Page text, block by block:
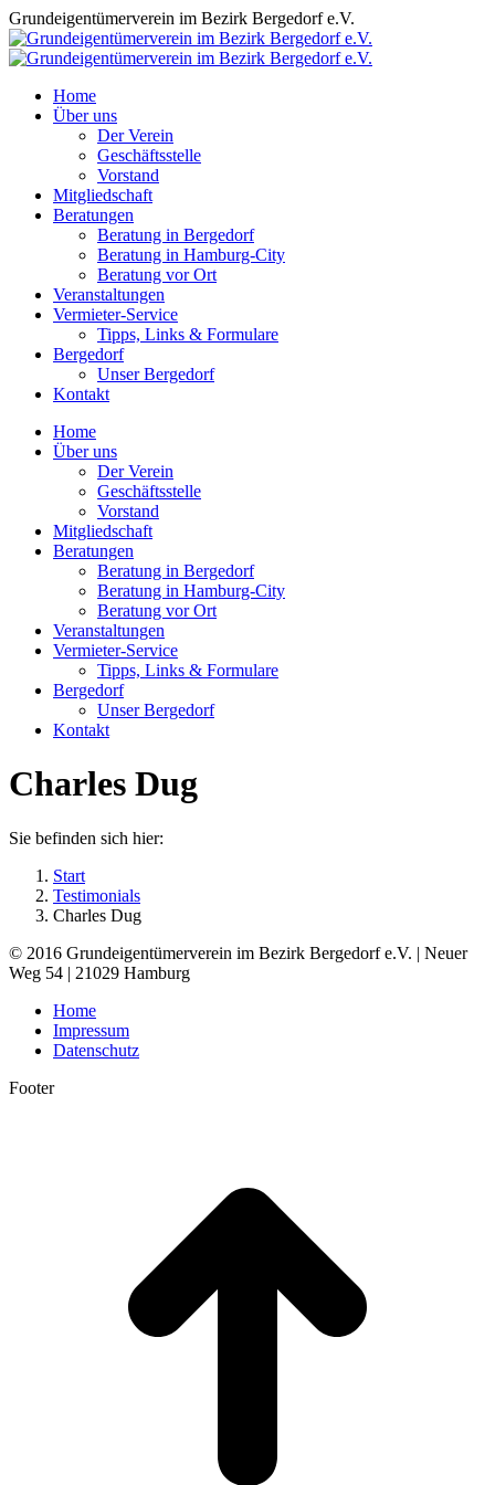
Zum
Inhalt
springen
Grundeigentümerverein im Bezirk Bergedorf e.V.
Home
Über uns
Der Verein
Geschäftsstelle
Vorstand
Mitgliedschaft
Beratungen
Beratung in Bergedorf
Beratung in Hamburg-City
Beratung vor Ort
Veranstaltungen
Vermieter-Service
Tipps, Links & Formulare
Bergedorf
Unser Bergedorf
Kontakt
Facebook
page
window
Instagram
page
window
Home
Über uns
Der Verein
Geschäftsstelle
Vorstand
Mitgliedschaft
Beratungen
Beratung in Bergedorf
Beratung in Hamburg-City
Beratung vor Ort
Veranstaltungen
Vermieter-Service
Tipps, Links & Formulare
Bergedorf
Unser Bergedorf
Kontakt
Charles Dug
Sie befinden sich hier:
Start
Testimonials
Charles Dug
© 2016 Grundeigentümerverein im Bezirk Bergedorf e.V. | Neuer
Weg 54 | 21029 Hamburg
Home
Impressum
Datenschutz
Footer